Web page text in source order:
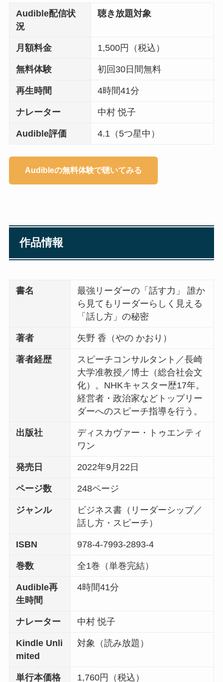
Audible配信状
況
聴き放題対象
月額料金 1,500円（税込）
無料体験 初回30日間無料
再生時間 4時間41分
ナレーター 中村 悦子
Audible評価 4.1（5つ星中）
Audibleの無料体験で聴いてみる
作品情報
書名
最強リーダーの「話す力」 誰か
ら見てもリーダーらしく見える
「話し方」の秘密
著者 矢野 香（やの かおり）
著者経歴
スピーチコンサルタント／長崎
大学准教授／博士（総合社会文
化）。NHKキャスター歴17年。
経営者・政治家などトップリー
ダーへのスピーチ指導を行う。
出版社
ディスカヴァー・トゥエンティ
ワン
発売日 2022年9月22日
ページ数 248ページ
ジャンル
ビジネス書（リーダーシップ／
話し方・スピーチ）
ISBN 978-4-7993-2893-4
巻数 全1巻（単巻完結）
Audible再
生時間
4時間41分
ナレーター 中村 悦子
Kindle Unli
mited
対象（読み放題）
単行本価格 1,760円（税込）